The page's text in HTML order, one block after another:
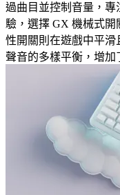
過曲目並控制音量，
驗，選擇 GX 機械式
性開關則在遊戲中平
聲音的多樣平衡，增加